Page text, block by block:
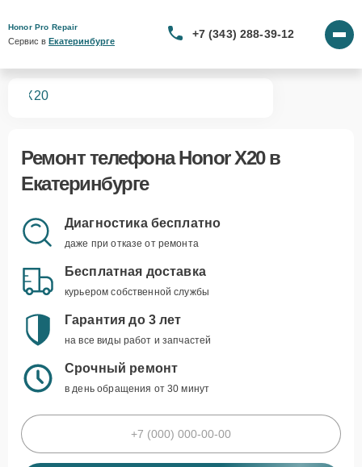
Honor Pro Repair
Сервис в Екатеринбурге
+7 (343) 288-39-12
X20
Ремонттелефона Honor X20в
Екатеринбурге
Диагностика бесплатно
даже при отказе от ремонта
Бесплатная доставка
курьером собственной службы
Гарантия до 3 лет
на все виды работ и запчастей
Срочный ремонт
в день обращения от 30 минут